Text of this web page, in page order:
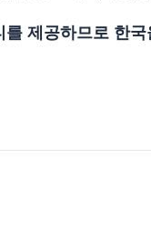
제공하므로 한